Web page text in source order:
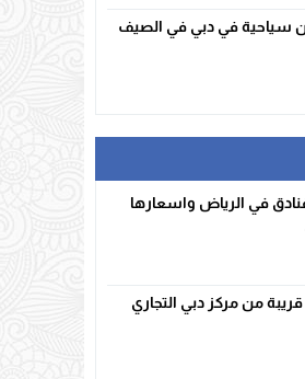
سياحية في دبي في الصيف
الفنادق في الرياض واسعارها
قريبة من مركز دبي التجاري